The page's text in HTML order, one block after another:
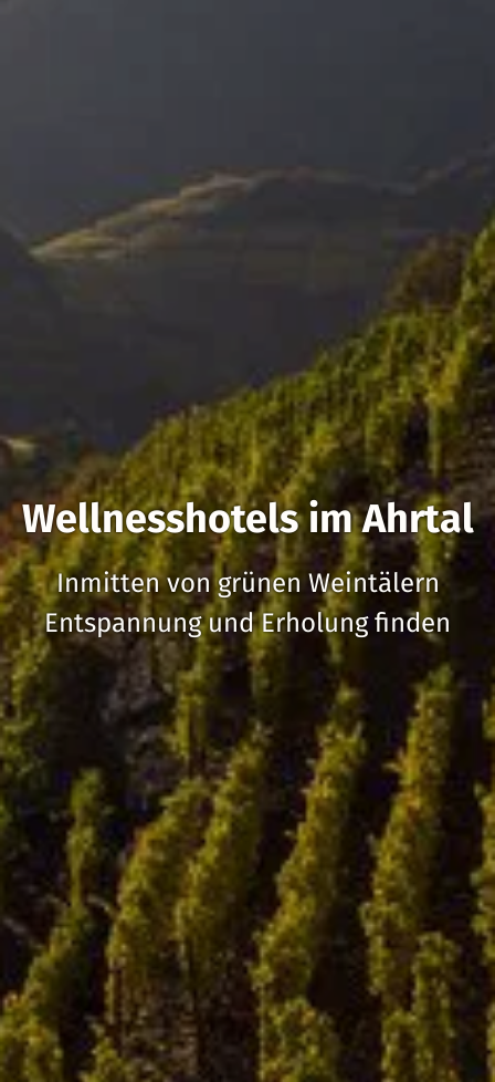
Wellnesshotels im Ahrtal
Inmitten von grünen Weintälern
Entspannung und Erholung finden